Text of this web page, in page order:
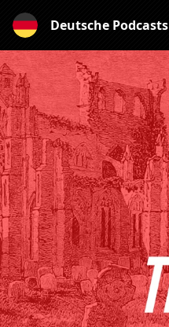
Deutsche Podcasts